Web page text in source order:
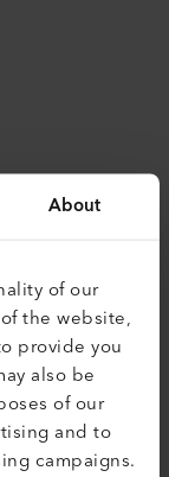
About
of our
the website,
provide you
also be
of our
and to
campaigns.